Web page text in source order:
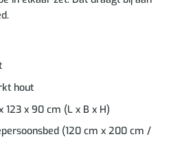
hout
123 x 90 cm (L x B x H)
(120 cm x 200 cm /